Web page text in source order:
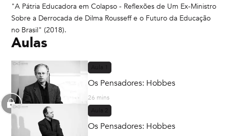
"A Pátria Educadora em Colapso - Reflexões de Um Ex-Ministro
Sobre a Derrocada de Dilma Rousseff e o Futuro da Educação
no Brasil" (2018).
Aulas
Os Pensadores: Hobbes
26 mins
Os Pensadores: Hobbes